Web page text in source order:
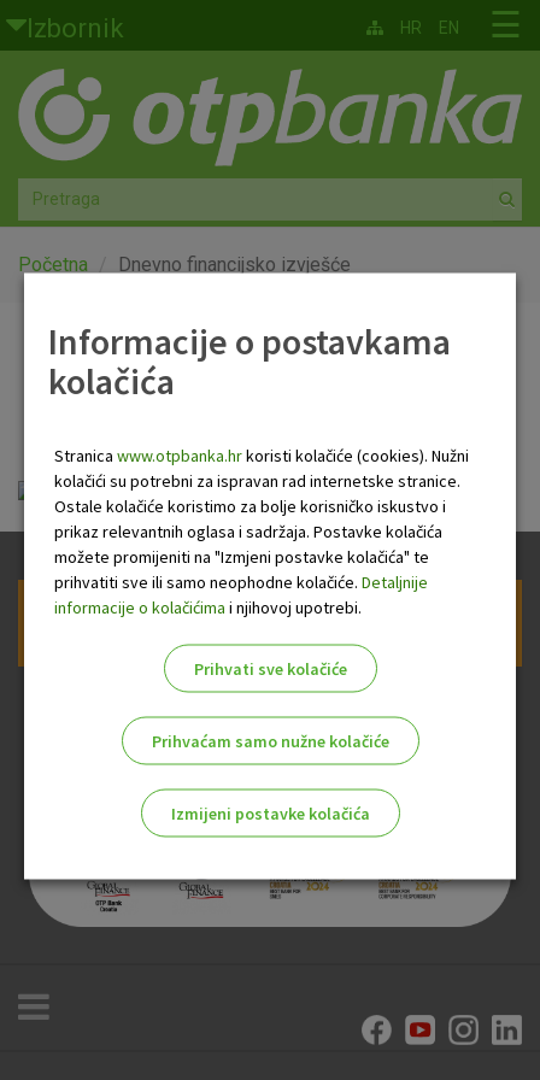
Skoči na glavni sadržaj
Izbornik
Građani
Privatno bankarstvo
Agro
Mala poduzeća i obrtnici
Globalna tržišta
O nama
☰
HR EN
Početna Dnevno financijsko izvješće
Dnevno financijsko
Dnevno financijsko izvješće.pdf
Prijava na newsletter OTP banke
Informacije o postavkama
kolačića
Stranica www.otpbanka.hrkoristi kolačiće (cookies). Nužni
kolačići su potrebni za ispravan rad internetske stranice.
Ostale kolačiće koristimo za bolje korisničko iskustvo i
prikaz relevantnih oglasa i sadržaja. Postavke kolačića
možete promijeniti na "Izmjeni postavke kolačića" te
prihvatiti sve ili samo neophodne kolačiće. Detaljnije
informacije o kolačićima i njihovoj upotrebi.
Prihvati sve kolačiće
Prihvaćam samo nužne kolačiće
Izmijeni postavke kolačića